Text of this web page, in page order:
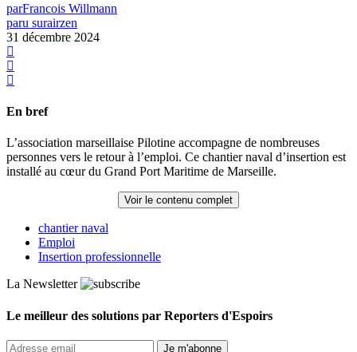
parFrancois Willmann
paru surairzen
31 décembre 2024
En bref
L’association marseillaise Pilotine accompagne de nombreuses
personnes vers le retour à l’emploi. Ce chantier naval d’insertion est
installé au cœur du Grand Port Maritime de Marseille.
Voir le contenu complet
chantier naval
Emploi
Insertion professionnelle
La Newsletter
Le meilleur des solutions par Reporters d'Espoirs